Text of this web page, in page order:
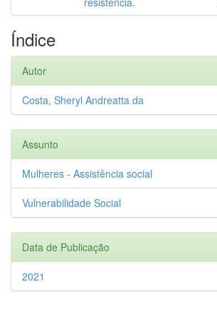
Índice
Autor
Costa, Sheryl Andreatta da
Assunto
Mulheres - Assistência social
Vulnerabilidade Social
Data de Publicação
2021